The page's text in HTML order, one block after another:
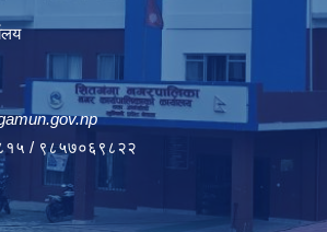
/ ९८५७०६९८२२